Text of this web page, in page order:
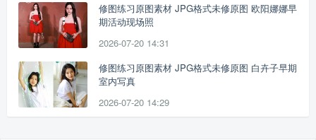
修图练习原图素材 JPG格式未修原图 欧阳娜娜早
期活动现场照
2026-07-20 14:31
修图练习原图素材 JPG格式未修原图 白卉子早期
室内写真
2026-07-20 14:29